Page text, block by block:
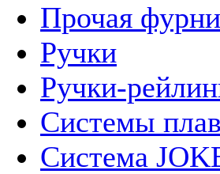
Прочая
Ручки
Ручки-
Системы
Система